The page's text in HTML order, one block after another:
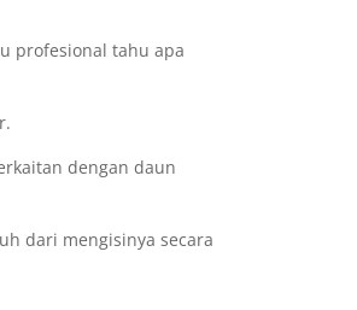
profesional tahu apa
dengan daun
dari mengisinya secara